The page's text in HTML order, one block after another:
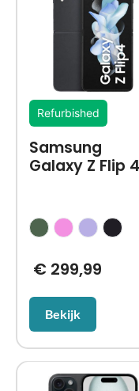
Refurbished
Samsung
Galaxy Z Flip 4
€299,99
Bekijk